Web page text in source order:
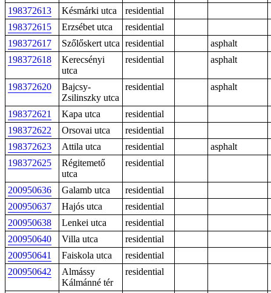
198372613 Késmárki utca
residential
198372615
Erzsébet utca
residential
198372617
Szőlőskert utca residential
asphalt
198372618
Kerecsényi
utca
residential asphalt
198372620
Bajcsy-
Zsilinszky utca
residential asphalt
198372621 Kapa utca
residential
198372622
Orsovai utca
residential
198372623
Attila utca residential
asphalt
198372625
Régitemető
utca
residential
200950636 Galamb utca
residential
200950637
Hajós utca
residential
200950638
Lenkei utca
residential
200950640
Villa utca
residential
200950641
Faiskola utca
residential
200950642
Almássy
Kálmánné tér
residential